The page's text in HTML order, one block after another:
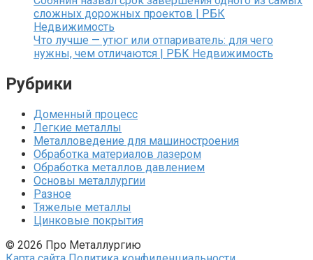
сложных дорожных проектов | РБК
Недвижимость
Что лучше — утюг или отпариватель: для чего
нужны, чем отличаются | РБК Недвижимость
Рубрики
Доменный процесс
Легкие металлы
Металловедение для машиностроения
Обработка материалов лазером
Обработка металлов давлением
Основы металлургии
Разное
Тяжелые металлы
Цинковые покрытия
© 2026 Про Металлургию